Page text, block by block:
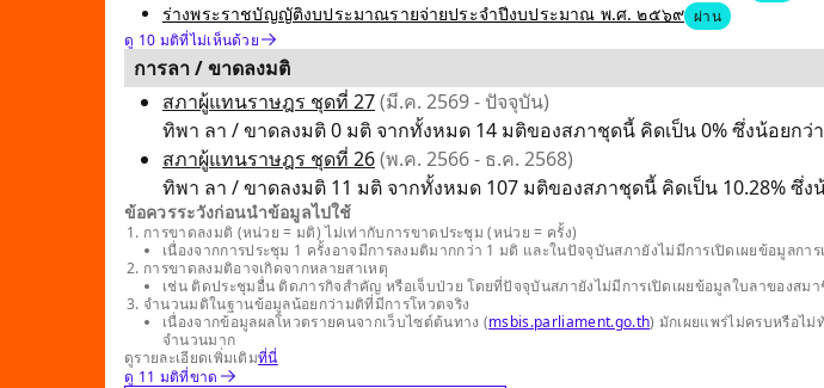
ร่างพระราชบัญญัติงบประมาณรายจ่ายประจำปีงบประมาณ พ.ศ. ๒๕๖๙ ผ่าน
ดู 10 มติที่ไม่เห็นด้วย
การลา / ขาดลงมติ
สภาผู้แทนราษฎร ชุดที่ 27(มี.ค. 2569 - ปัจจุบัน)
ทิพา ลา / ขาดลงมติ 0 มติ จากทั้งหมด 14 มติของสภาชุดนี้ คิดเป็น 0% ซึ่งน้อยกว่
สภาผู้แทนราษฎร ชุดที่ 26(พ.ค. 2566 - ธ.ค. 2568)
ทิพา ลา / ขาดลงมติ 11 มติ จากทั้งหมด 107 มติของสภาชุดนี้ คิดเป็น 10.28% ซึ่ง
ข้อควรระวังก่อนนำข้อมูลไปใช้
การขาดลงมติ (หน่วย = มติ) ไม่เท่ากับการขาดประชุม (หน่วย = ครั้ง)
เนื่องจากการประชุม 1 ครั้งอาจมีการลงมติมากกว่า 1 มติ และในปัจจุบันสภายังไม่มีการเปิดเผยข้อมูลกา
การขาดลงมติอาจเกิดจากหลายสาเหตุ
เช่น ติดประชุมอื่น ติดภารกิจสำคัญ หรือเจ็บป่วย โดยที่ปัจจุบันสภายังไม่มีการเปิดเผยข้อมูลใบลาของส
จำนวนมติในฐานข้อมูลน้อยกว่ามติที่มีการโหวตจริง
เนื่องจากข้อมูลผลโหวตรายคนจากเว็บไซต์ต้นทาง (msbis.parliament.go.th) มักเผยแพร่ไม่ครบหรือไ
จำนวนมาก
ดูรายละเอียดเพิ่มเติมที่นี่
ดู 11 มติที่ขาด